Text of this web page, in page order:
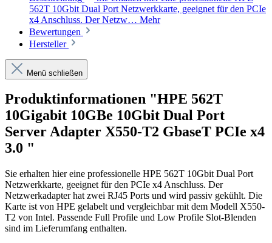
562T 10Gbit Dual Port Netzwerkkarte, geeignet für den PCIe
x4 Anschluss. Der Netzw… Mehr
Bewertungen
Hersteller
Menü schließen
Produktinformationen "HPE 562T
10Gigabit 10GBe 10Gbit Dual Port
Server Adapter X550-T2 GbaseT PCIe x4
3.0 "
Sie erhalten hier eine professionelle HPE 562T 10Gbit Dual Port
Netzwerkkarte, geeignet für den PCIe x4 Anschluss. Der
Netzwerkadapter hat zwei RJ45 Ports und wird passiv gekühlt. Die
Karte ist von HPE gelabelt und vergleichbar mit dem Modell X550-
T2 von Intel. Passende Full Profile und Low Profile Slot-Blenden
sind im Lieferumfang enthalten.